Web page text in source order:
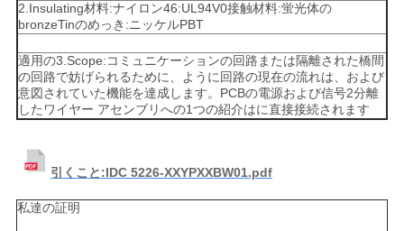
2.Insulating材料:ナイロン46:UL94V0接触材料:蛍光体の
bronzeTinのめっき:ニッケルPBT
適用の3.Scope:コミュニケーションの回路または隔離された橋間
の回路で妨げられるために、ように回路の現在の流れは、および
意図されていた機能を達成します。PCBの電源および信号2分離
したワイヤー アセンブリへの1つの紹介はに直接接続されます
引くこと:IDC 5226-XXYPXXBW01.pdf
私達の証明